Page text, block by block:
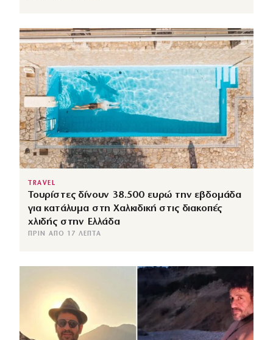
TRAVEL
Τουρίστες δίνουν 38.500 ευρώ την εβδομάδα
για κατάλυμα στη Χαλκιδική στις διακοπές
χλιδής στην Ελλάδα
ΠΡΙΝ ΑΠΌ 17 ΛΕΠΤΆ